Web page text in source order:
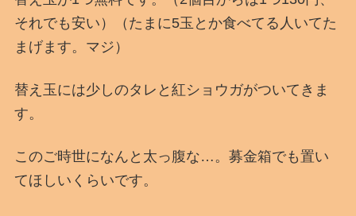
それでも安い）（たまに5玉とか食べてる人いてた
まげます。マジ）
替え玉には少しのタレと紅ショウガがついてきま
す。
このご時世になんと太っ腹な…。募金箱でも置い
てほしいくらいです。